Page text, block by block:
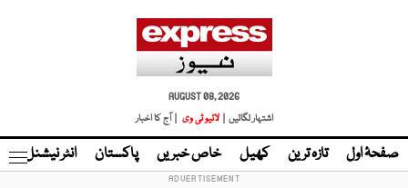
AUGUST 08, 2026
اشتہار لگائیں |
لائیو ٹی وی | آج کا اخبار
صفحۂ اول تازہ ترین کھیل خاص خبریں پاکستان انٹر نیشنل